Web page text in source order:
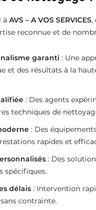
à AVS – A VOS SERVICES,
reconnue et de
garanti : Une
et des résultats à la
: Des agents
techniques de
: Des
rapides et
: Des
spécifiques.
délais: Intervention
contrainte.